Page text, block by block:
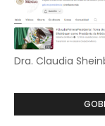
Dra. Claudia